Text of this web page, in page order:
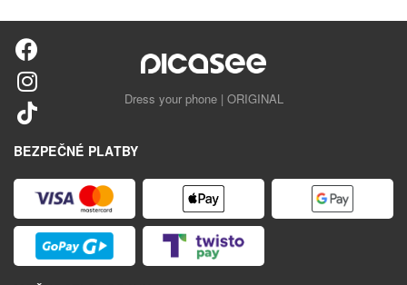
Dress your phone | ORIGINAL
BEZPEČNÉ PLATBY